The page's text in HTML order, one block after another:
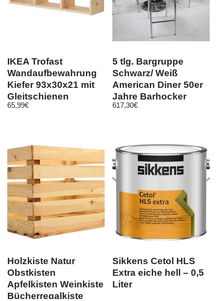
IKEA Trofast
Wandaufbewahrung
Kiefer 93x30x21 mit
Gleitschienen
Aufbewahrung
65,99€
5 tlg. Bargruppe
Schwarz/ Weiß
American Diner 50er
Jahre Barhocker
Esstisch
617,30€
Holzkiste Natur
Obstkisten
Apfelkisten Weinkiste
Bücherregalkiste
Sikkens Cetol HLS
Extra eiche hell – 0,5
Liter